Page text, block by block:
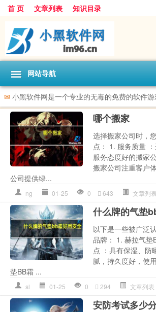
首 页 文章列表 知识目录
网站导航
✉ 小黑软件网是一个专业的无毒的免费的软件
哪个搬家
选择搬家公司时，
点： 1. 服务质量 ：
服务态度好的搬家
搬家公司注重客户
公司提供绿...
ng 01-25 0 643 文章列表
什么牌的气垫
以下是一些被广泛
品牌： 1. 赫拉气垫
点 ：具有保湿、防
腻，持久度好，使
垫BB霜 ...
sl 01-25 0 294 文章列表
安防考试多少